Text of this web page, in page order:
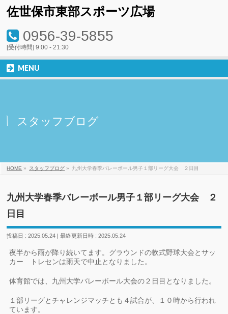
佐世保市東部スポーツ広場
0956-39-5855
[受付時間] 9:00 - 21:30
MENU
スタッフブログ
HOME » スタッフブログ » 九州大学春季バレーボール男子１部リーグ大会 ２日目
九州大学春季バレーボール男子１部リーグ大会 ２
日目
投稿日 : 2025.05.24 最終更新日時 : 2025.05.24
夜半から雨が降り続いてます。グラウンドの軟式野球大会とサッ
カー トレセンは雨天で中止となりました。
体育館では、九州大学バレーボール大会の２日目となりました。
１部リーグとチャレンジマッチとも４試合が、１０時から行われ
ています。